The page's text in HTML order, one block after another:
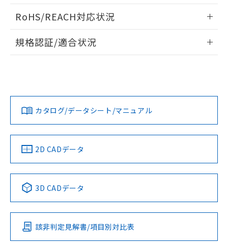
タイムチャート
A: 30mm以上、B: 20mm以上
以上、n: 18mm以上
検出物体の大きさと材質による影響
検出領域
ドすることができます。
ログイン/会員登録
ダウンロードデータをご利用いただく前に、以下を必ずお読
みください。
ソフトウェアの使用条件
RoHS/REACH対応状況
EU RoHS 注意事項・凡例
対応済み
中国 RoHS 注意事項・凡例
Pb Hg Cd Cr(VI)
O
規格認証/適合状況
LR型式承認
（イギリス
船舶規格）
DNV型式承認
（ノルウェー
BV型式承認
（フランス
KR型式
（韓国
No No No No
この製品の規格認証/適合状況ページへ
その他の認証はこちらのページからご検索ください
カタログ/データシート/マニュアル
2D CADデータ
3D CADデータ
該非判定見解書/項目別対比表